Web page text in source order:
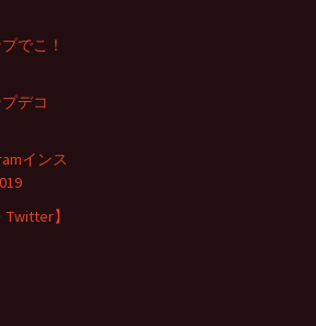
でこ！
デコ
インス
Twitter】